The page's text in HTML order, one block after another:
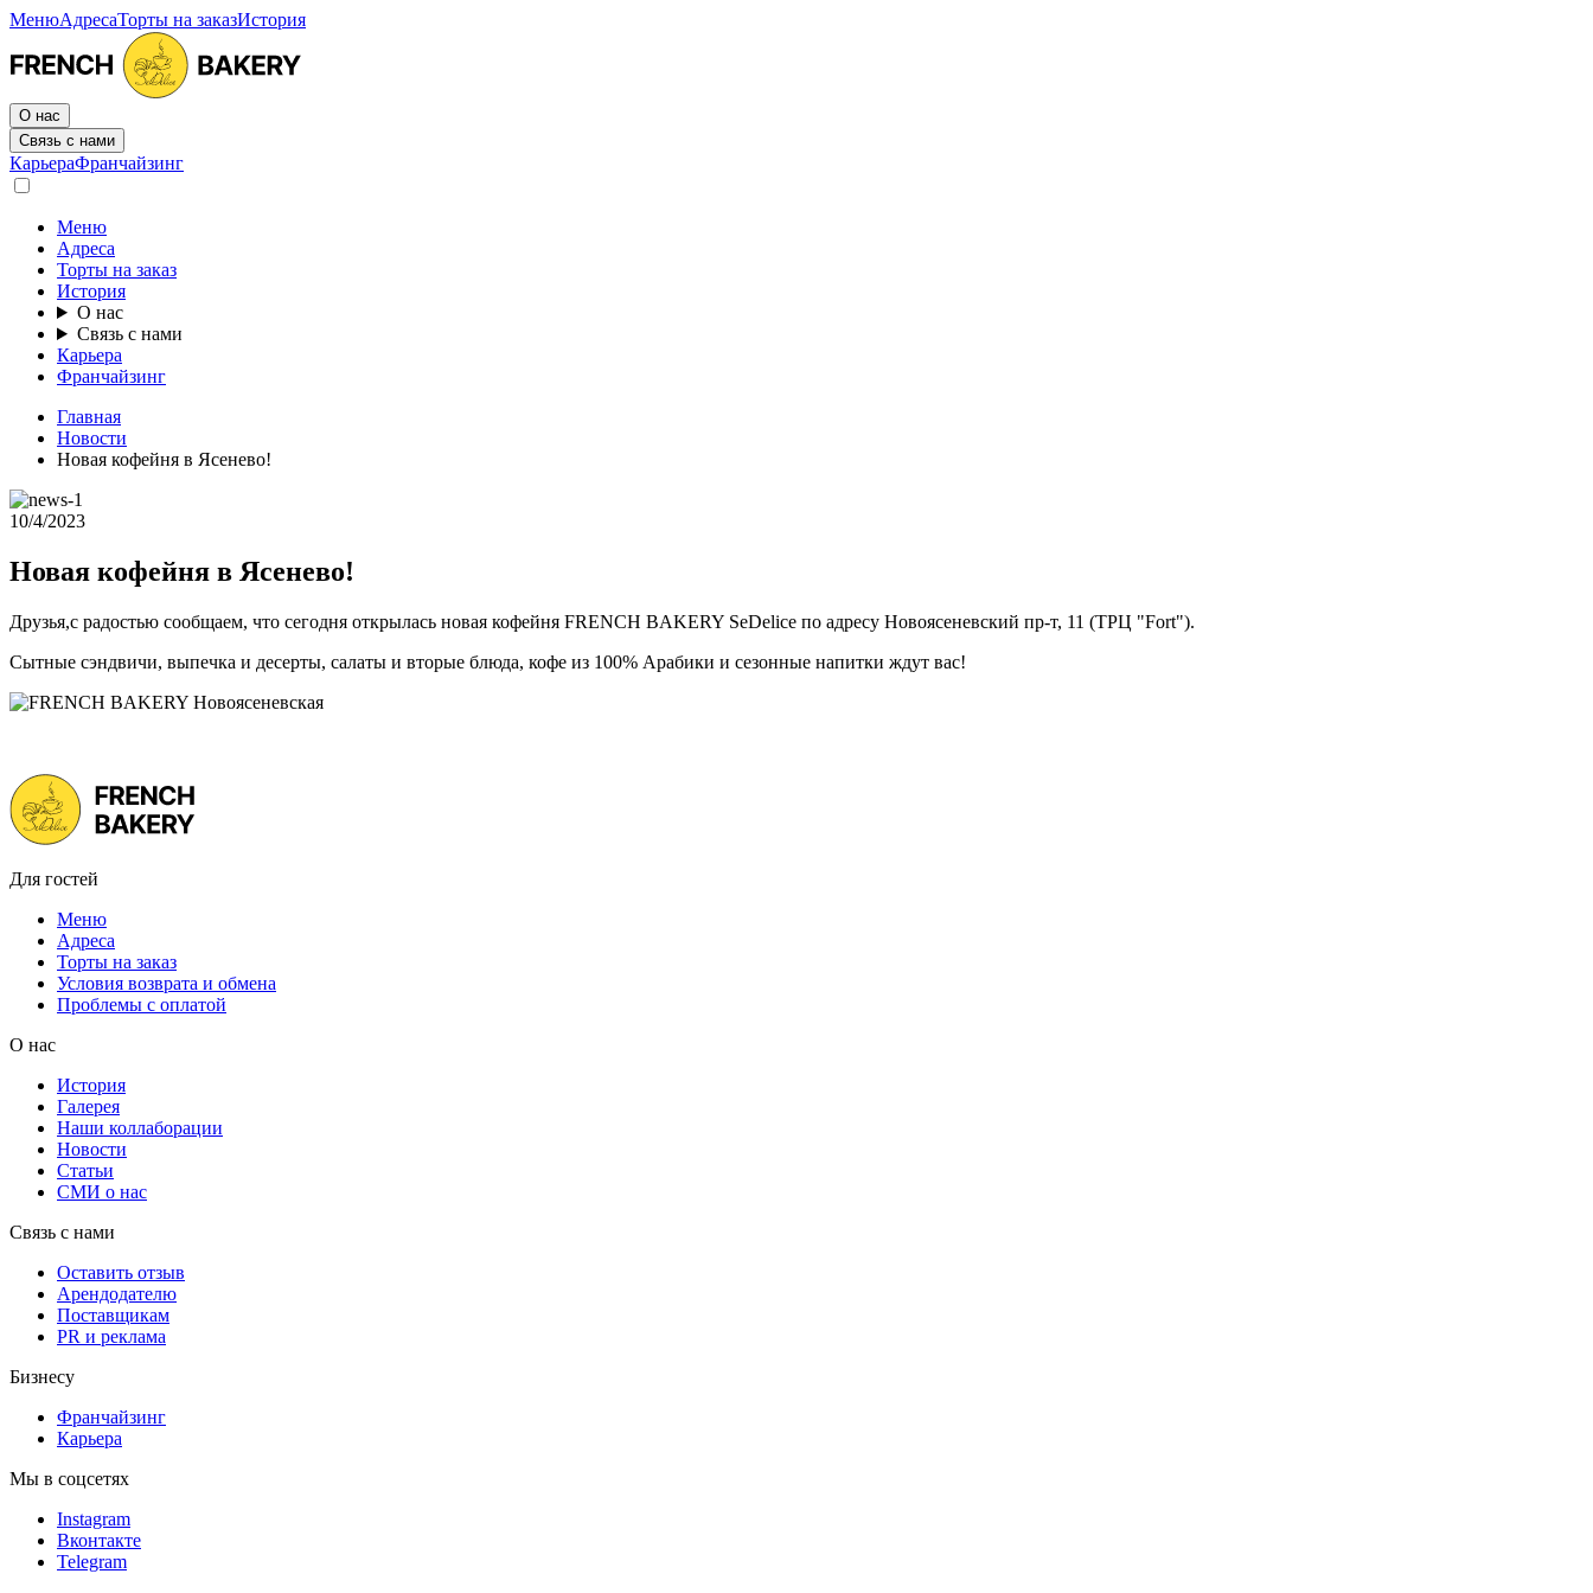
МенюАдресаТорты на заказИстория
О нас
Связь с нами
КарьераФранчайзинг
Меню
Адреса
Торты на заказ
История
О нас
Связь с нами
Карьера
Франчайзинг
Главная
Новости
Новая кофейня в Ясенево!
10/4/2023
Новая кофейня в Ясенево!
Друзья,с радостью сообщаем, что сегодня открылась новая кофейня FRENCH BAKERY SeDelice по адресу Новоясеневский пр-т, 11 (ТРЦ "Fort").
Сытные сэндвичи, выпечка и десерты, салаты и вторые блюда, кофе из 100% Арабики и сезонные напитки ждут вас!
Для гостей
Меню
Адреса
Торты на заказ
Условия возврата и обмена
Проблемы с оплатой
О нас
История
Галерея
Наши коллаборации
Новости
Статьи
СМИ о нас
Связь с нами
Оставить отзыв
Арендодателю
Поставщикам
PR и реклама
Бизнесу
Франчайзинг
Карьера
Мы в соцсетях
Instagram
Вконтакте
Telegram